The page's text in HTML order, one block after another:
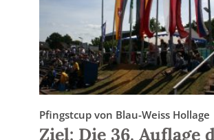
Pfingstcup von Blau-Weiss Hollage
Ziel: Die 36. Auflage